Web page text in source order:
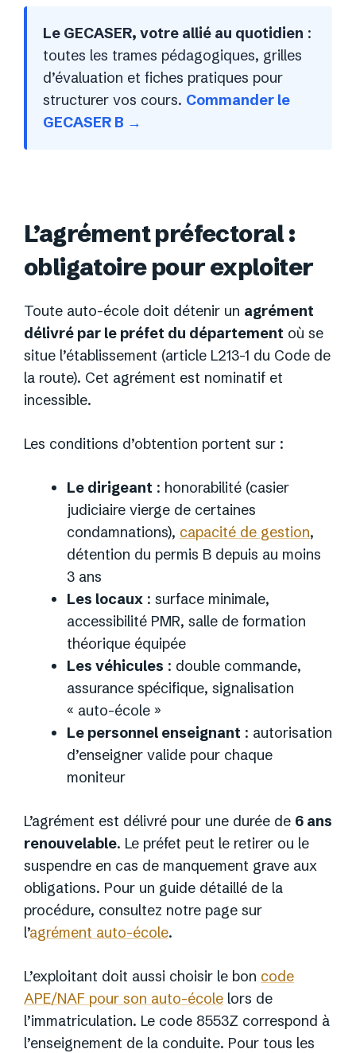
Le GECASER, votre allié au quotidien :
toutes les trames pédagogiques, grilles
d’évaluation et fiches pratiques pour
structurer vos cours. Commander le
GECASER B →
L’agrément préfectoral :
obligatoire pour exploiter
Toute auto-école doit détenir un agrément
délivré par le préfet du département où se
situe l’établissement (article L213-1 du Code de
la route). Cet agrément est nominatif et
incessible.
Les conditions d’obtention portent sur :
Le dirigeant : honorabilité (casier
judiciaire vierge de certaines
condamnations), capacité de gestion,
détention du permis B depuis au moins
3 ans
Les locaux : surface minimale,
accessibilité PMR, salle de formation
théorique équipée
Les véhicules : double commande,
assurance spécifique, signalisation
« auto-école »
Le personnel enseignant : autorisation
d’enseigner valide pour chaque
moniteur
L’agrément est délivré pour une durée de 6 ans
renouvelable. Le préfet peut le retirer ou le
suspendre en cas de manquement grave aux
obligations. Pour un guide détaillé de la
procédure, consultez notre page sur
l’agrément auto-école.
L’exploitant doit aussi choisir le bon code
APE/NAF pour son auto-école lors de
l’immatriculation. Le code 8553Z correspond à
l’enseignement de la conduite. Pour tous les